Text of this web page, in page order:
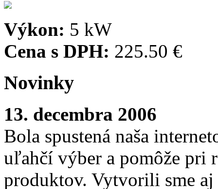
Výkon: 5 kW
Cena s DPH: 225.50 €
Novinky
13. decembra 2006
Bola spustená naša
uľahčí výber a pomôže pri
produktov. Vytvorili sme